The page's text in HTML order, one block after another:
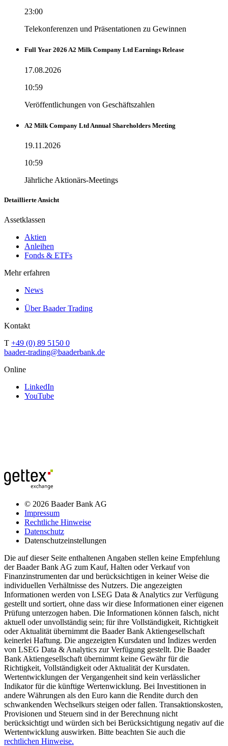
23:00
Telekonferenzen und Präsentationen zu Gewinnen
Full Year 2026 A2 Milk Company Ltd Earnings Release
17.08.2026
10:59
Veröffentlichungen von Geschäftszahlen
A2 Milk Company Ltd Annual Shareholders Meeting
19.11.2026
10:59
Jährliche Aktionärs-Meetings
Detaillierte Ansicht
Assetklassen
Aktien
Anleihen
Fonds & ETFs
Mehr erfahren
News
Über Baader Trading
Kontakt
T +49 (0) 89 5150 0
baader-trading@baaderbank.de
Online
LinkedIn
YouTube
© 2026 Baader Bank AG
Impressum
Rechtliche Hinweise
Datenschutz
Datenschutzeinstellungen
Die auf dieser Seite enthaltenen Angaben stellen keine Empfehlung
der Baader Bank AG zum Kauf, Halten oder Verkauf von
Finanzinstrumenten dar und berücksichtigen in keiner Weise die
individuellen Verhältnisse des Nutzers. Die angezeigten
Informationen werden von LSEG Data & Analytics zur Verfügung
gestellt und sortiert, ohne dass wir diese Informationen einer eigenen
Prüfung unterzogen haben. Die Informationen können falsch, nicht
aktuell oder unvollständig sein; für ihre Vollständigkeit, Richtigkeit
oder Aktualität übernimmt die Baader Bank Aktiengesellschaft
keinerlei Haftung. Die angezeigten Kursdaten und Indizes werden
von LSEG Data & Analytics zur Verfügung gestellt. Die Baader
Bank Aktiengesellschaft übernimmt keine Gewähr für die
Richtigkeit, Vollständigkeit oder Aktualität der Kursdaten.
Wertentwicklungen der Vergangenheit sind kein verlässlicher
Indikator für die künftige Wertenwicklung. Bei Investitionen in
andere Währungen als den Euro kann die Rendite durch den
schwankenden Wechselkurs steigen oder fallen. Transaktionskosten,
Provisionen und Steuern sind in der Berechnung nicht
berücksichtigt und würden sich bei Berücksichtigung negativ auf die
Wertentwicklung auswirken. Bitte beachten Sie auch die
rechtlichen Hinweise.